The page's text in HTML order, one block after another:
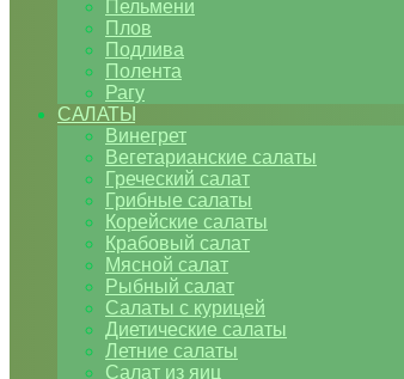
Пельмени
Плов
Подлива
Полента
Рагу
САЛАТЫ
Винегрет
Вегетарианские салаты
Греческий салат
Грибные салаты
Корейские салаты
Крабовый салат
Мясной салат
Рыбный салат
Салаты с курицей
Диетические салаты
Летние салаты
Салат из яиц